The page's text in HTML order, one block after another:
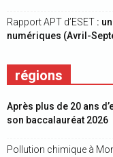
Rapport APT d’ESET :
numériques (Avril-
régions
Après plus de 20 ans
son baccalauréat 2026
Pollution chimique à